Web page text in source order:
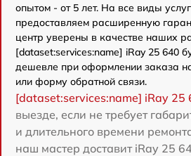
опытом - от 5 лет. На все виды
предоставляем расширенную
центр уверены в качестве наших
[dataset:services:name] iRay 25 640
дешевле при оформлении заказа
или форму обратной связи.
[dataset:services:name] iRay 25
выезде, если не требует
и длительного времени
наш мастер доставит iRay 25